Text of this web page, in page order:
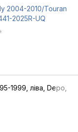
2004-2010/Touran
2025R-UQ